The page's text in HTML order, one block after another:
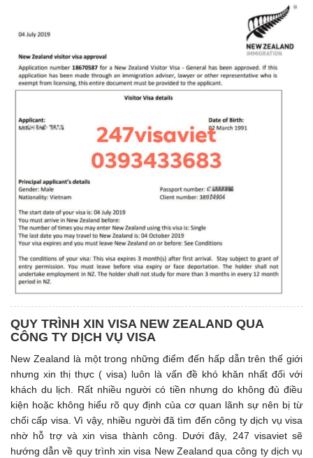
QUY TRÌNH XIN VISA NEW ZEALAND QUA
CÔNG TY DỊCH VỤ VISA
New Zealand là một trong những điểm đến hấp dẫn trên thế giới
nhưng xin thị thực ( visa) luôn là vấn đề khó khăn nhất đối với
khách du lịch. Rất nhiều người có tiền nhưng do không đủ điều
kiện hoặc không hiểu rõ quy định của cơ quan lãnh sự nên bị từ
chối cấp visa. Vì vậy, nhiều người đã tìm đến công ty dịch vụ visa
nhờ hỗ trợ và xin visa thành công. Dưới đây, 247 visaviet sẽ
hướng dẫn về quy trình xin visa New Zealand qua công ty dịch vụ